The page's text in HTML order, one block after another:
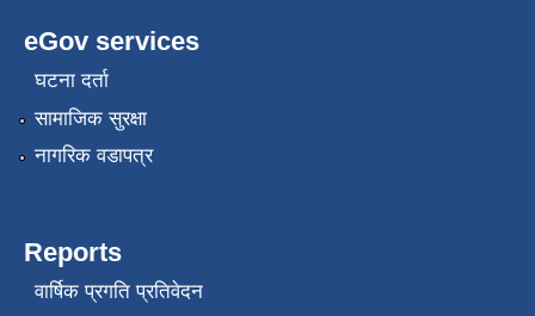
eGov services
घटना दर्ता
सामाजिक सुरक्षा
नागरिक वडापत्र
Reports
वार्षिक प्रगति प्रतिवेदन